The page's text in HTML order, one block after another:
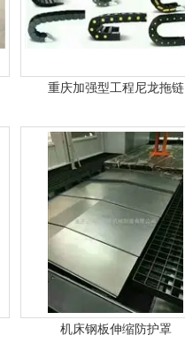
重庆加强型工程尼龙拖链
机床钢板伸缩防护罩